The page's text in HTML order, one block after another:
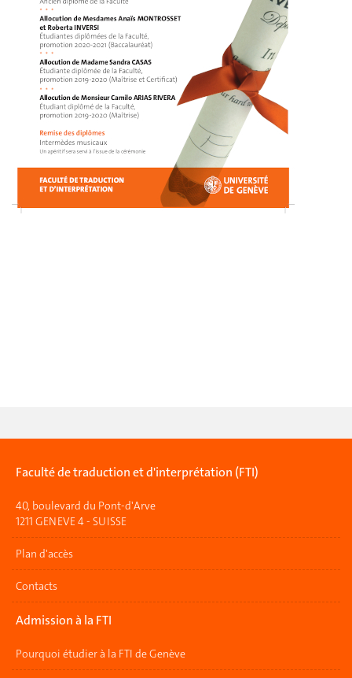
Faculté de traduction et d'interprétation (FTI)
40, boulevard du Pont-d'Arve
1211 GENEVE 4 - SUISSE
Plan d'accès
Contacts
Admission à la FTI
Pourquoi étudier à la FTI de Genève